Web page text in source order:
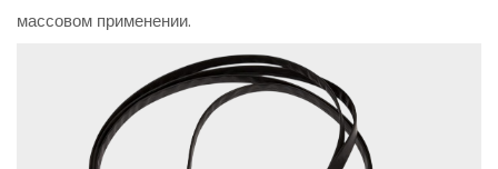
массовом применении.